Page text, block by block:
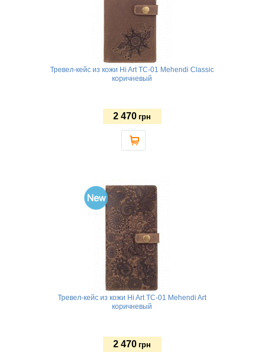
Тревел-кейс из кожи Hi Art TC-01 Mehendi Classic
коричневый
2 470 грн
Тревел-кейс из кожи Hi Art TC-01 Mehendi Art
коричневый
2 470 грн